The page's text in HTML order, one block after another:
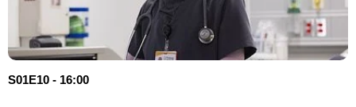
S01E10 - 16:00